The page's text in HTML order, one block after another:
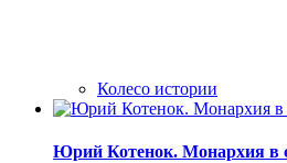
Колесо истории
Юрий Котенок. Монархия в